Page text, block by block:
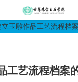
立玉雕作品工艺流程档
工艺流程档案